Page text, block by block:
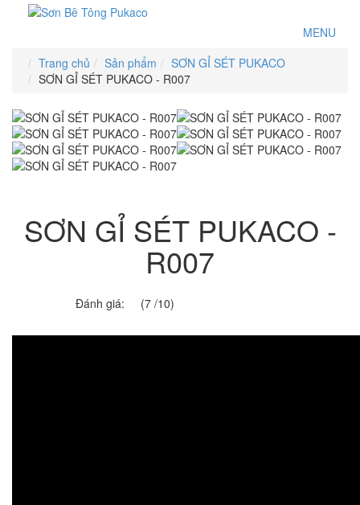
MENU
Trang chủ
Sản phẩm
SƠN GỈ SÉT PUKACO
SƠN GỈ SÉT PUKACO - R007
SƠN GỈ SÉT PUKACO -
R007
Đánh giá: (7 /10)